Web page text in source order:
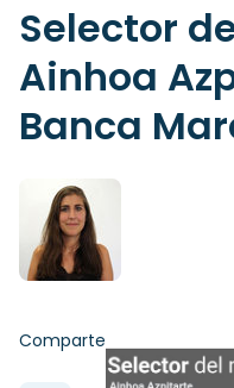
Selector
Ainhoa
Banca
Comparte